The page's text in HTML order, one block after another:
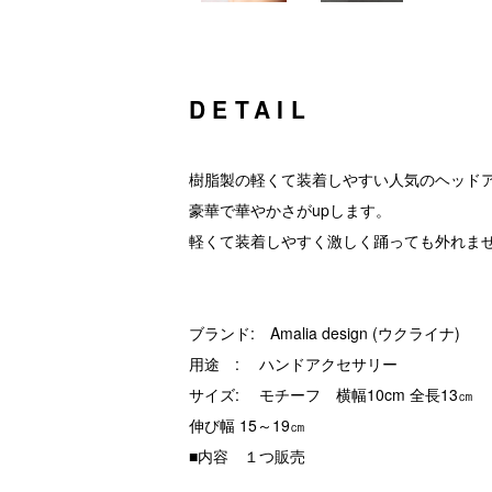
DETAIL
樹脂製の軽くて装着しやすい人気のヘッド
豪華で華やかさがupします。
軽くて装着しやすく激しく踊っても外れませ
ブランド: Amalia design (ウクライナ)
用途 : ハンドアクセサリー
サイズ: モチーフ 横幅10cm 全長13㎝
伸び幅 15～19㎝
■内容 １つ販売